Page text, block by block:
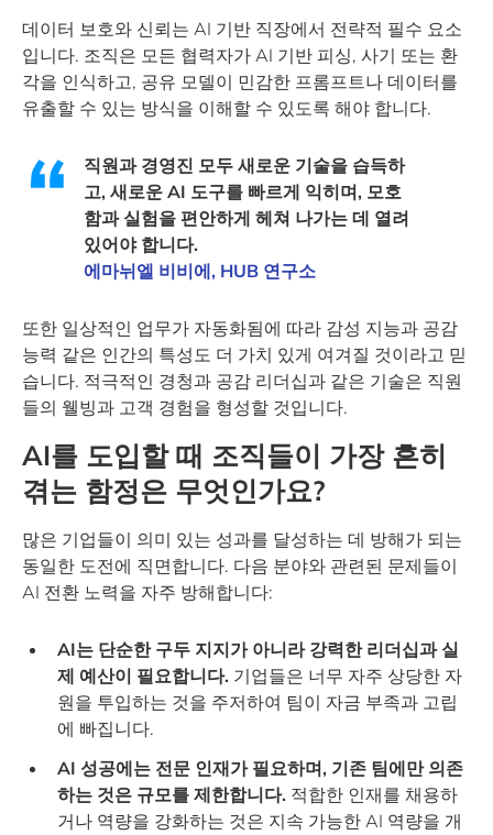
데이터 보호와 신뢰는 AI 기반 직장에서 전략적 필수 요소
입니다. 조직은 모든 협력자가 AI 기반 피싱, 사기 또는 환
각을 인식하고, 공유 모델이 민감한 프롬프트나 데이터를
유출할 수 있는 방식을 이해할 수 있도록 해야 합니다.
직원과 경영진 모두 새로운 기술을 습득하
고, 새로운 AI 도구를 빠르게 익히며, 모호
함과 실험을 편안하게 헤쳐 나가는 데 열려
있어야 합니다.
에마뉘엘 비비에, HUB 연구소
또한 일상적인 업무가 자동화됨에 따라 감성 지능과 공감
능력 같은 인간의 특성도 더 가치 있게 여겨질 것이라고 믿
습니다. 적극적인 경청과 공감 리더십과 같은 기술은 직원
들의 웰빙과 고객 경험을 형성할 것입니다.
AI를 도입할 때 조직들이 가장 흔히
겪는 함정은 무엇인가요?
많은 기업들이 의미 있는 성과를 달성하는 데 방해가 되는
동일한 도전에 직면합니다. 다음 분야와 관련된 문제들이
AI 전환 노력을 자주 방해합니다:
AI는 단순한 구두 지지가 아니라 강력한 리더십과 실
제 예산이 필요합니다. 기업들은 너무 자주 상당한 자
원을 투입하는 것을 주저하여 팀이 자금 부족과 고립
에 빠집니다.
AI 성공에는 전문 인재가 필요하며, 기존 팀에만 의존
하는 것은 규모를 제한합니다. 적합한 인재를 채용하
거나 역량을 강화하는 것은 지속 가능한 AI 역량을 개